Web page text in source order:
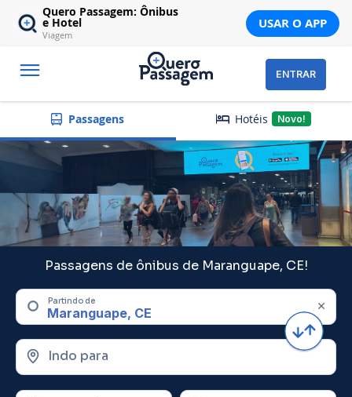
Quero Passagem: Ônibus
e Hotel
Viagem
USAR O APP
ENTRAR
Passagens Hotéis Novo!
Passagens de ônibus de Maranguape, CE!
Partindo de
Indo para